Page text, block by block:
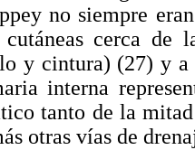
no siempre
cutáneas cerca
y cintura) (27) y
interna
tanto de la
otras vías de